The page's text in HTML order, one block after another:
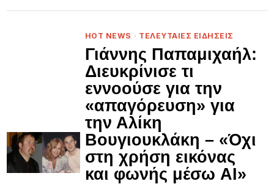
HOT NEWS · ΤΕΛΕΥΤΑΙΕΣ ΕΙΔΗΣΕΙΣ
Γιάννης Παπαμιχαήλ:
Διευκρίνισε τι
εννοούσε για την
«απαγόρευση» για
την Αλίκη
Βουγιουκλάκη – «Όχι
στη χρήση εικόνας
και φωνής μέσω AI»